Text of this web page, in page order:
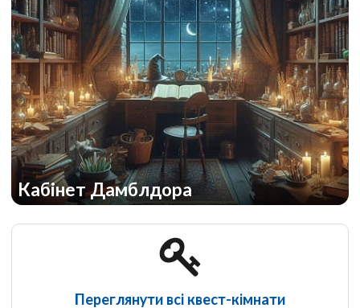
Кабінет Дамблдора
Переглянути всі квест-кімнати